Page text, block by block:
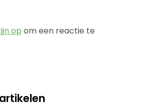
op om een reactie te